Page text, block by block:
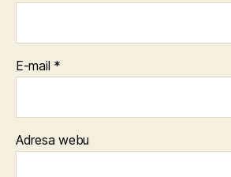
E-mail *
Adresa webu